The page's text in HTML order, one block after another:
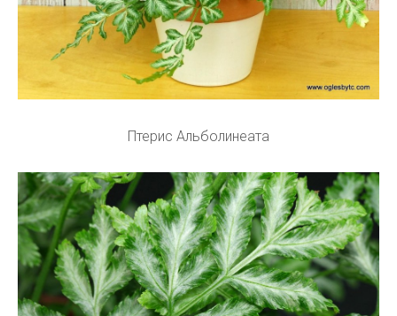
Птерис Альболинеата